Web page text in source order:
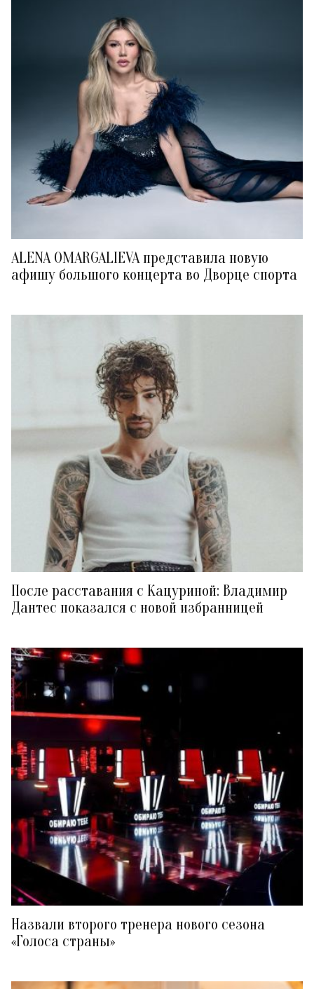
ALENA OMARGALIEVA представила новую
афишу большого концерта во Дворце спорта
После расставания с Кацуриной: Владимир
Дантес показался с новой избранницей
Назвали второго тренера нового сезона
«Голоса страны»